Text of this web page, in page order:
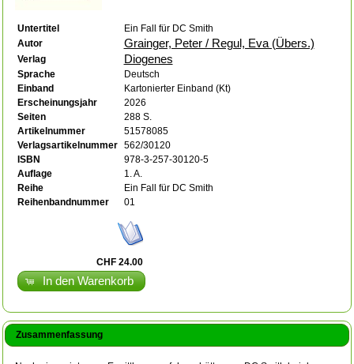
Untertitel
Ein Fall für DC Smith
Autor
Grainger, Peter / Regul, Eva (Übers.)
Verlag Diogenes
Sprache
Deutsch
Einband
Kartonierter Einband (Kt)
Erscheinungsjahr
2026
Seiten
288 S.
Artikelnummer
51578085
Verlagsartikelnummer
562/30120
ISBN
978-3-257-30120-5
Auflage
1. A.
Reihe
Ein Fall für DC Smith
Reihenbandnummer
01
CHF 24.00
In den Warenkorb
Zusammenfassung